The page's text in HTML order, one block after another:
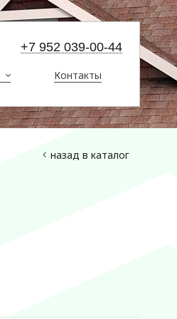
+7 952 039-00-44
Контакты
назад в каталог